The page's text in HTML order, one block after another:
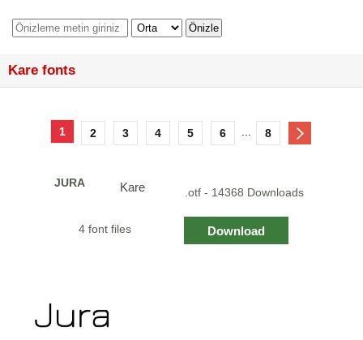
Kare fonts
1 2 3 4 5 6 8
JURA Kare .otf - 14368 Downloads
4 font files Download